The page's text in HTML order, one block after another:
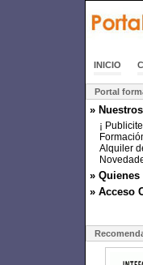
INICIO
Portal
»
¡
Alquiler
»
» Acceso